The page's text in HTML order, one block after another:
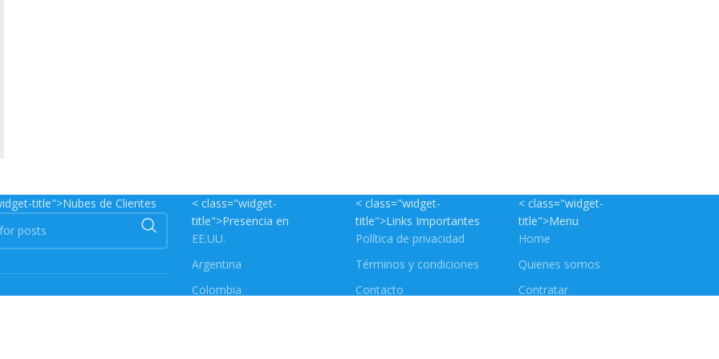
title">Nubes de Clientes
< class="widget-
title">Presencia en
EE.UU.
Argentina
Colombia
< class="widget-
title">Links Importantes
Política de privacidad
Términos y condiciones
Contacto
< class="widget-
title">Menu
Home
Quienes somos
Contratar